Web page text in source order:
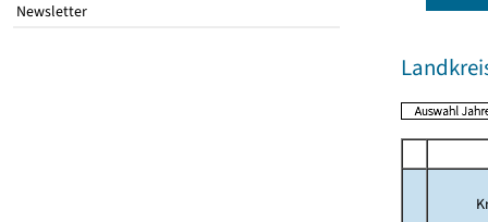
Newsletter